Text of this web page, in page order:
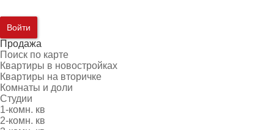
Войти
Продажа
Поиск по карте
Квартиры в новостройках
Квартиры на вторичке
Комнаты и доли
Студии
1-комн. кв
2-комн. кв